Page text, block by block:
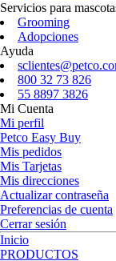
Servicios para
Grooming
Adopciones
Ayuda
800 32 73 826
55 8897 3826
Mi Cuenta
Mi perfil
Petco Easy Buy
Mis pedidos
Mis Tarjetas
Mis direcciones
Actualizar contraseña
Preferencias de cuenta
Cerrar sesión
Inicio
PRODUCTOS